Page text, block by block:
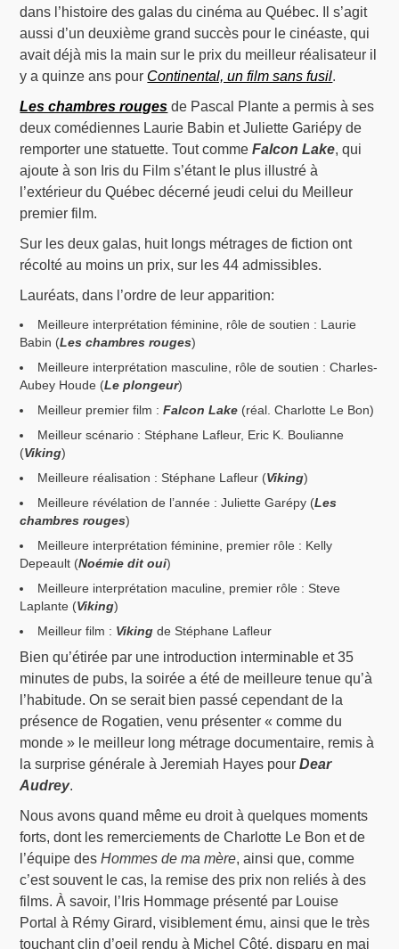
dans l’histoire des galas du cinéma au Québec. Il s’agit
aussi d’un deuxième grand succès pour le cinéaste, qui
avait déjà mis la main sur le prix du meilleur réalisateur il
y a quinze ans pour Continental, un film sans fusil.
Les chambres rouges de Pascal Plante a permis à ses
deux comédiennes Laurie Babin et Juliette Gariépy de
remporter une statuette. Tout commeFalcon Lake, qui
ajoute à son Iris du Film s’étant le plus illustré à
l’extérieur du Québec décerné jeudi celui du Meilleur
premier film.
Sur les deux galas, huit longs métrages de fiction ont
récolté au moins un prix, sur les 44 admissibles.
Lauréats, dans l’ordre de leur apparition:
Meilleure interprétation féminine, rôle de soutien : Laurie
Babin (Les chambres rouges)
Meilleure interprétation masculine, rôle de soutien : Charles-
Aubey Houde (Le plongeur)
Meilleur premier film : Falcon Lake(réal. Charlotte Le Bon)
Meilleur scénario : Stéphane Lafleur, Eric K. Boulianne
(Viking)
Meilleure réalisation : Stéphane Lafleur (Viking)
Meilleure révélation de l’année : Juliette Garépy (Les
chambres rouges)
Meilleure interprétation féminine, premier rôle : Kelly
Depeault (Noémie dit oui)
Meilleure interprétation maculine, premier rôle : Steve
Laplante (Viking)
Meilleur film : Vikingde Stéphane Lafleur
Bien qu’étirée par une introduction interminable et 35
minutes de pubs, la soirée a été de meilleure tenue qu’à
l’habitude. On se serait bien passé cependant de la
présence de Rogatien, venu présenter « comme du
monde » le meilleur long métrage documentaire, remis à
la surprise générale à Jeremiah Hayes pourDear
Audrey.
Nous avons quand même eu droit à quelques moments
forts, dont les remerciements de Charlotte Le Bon et de
l’équipe desHommes de ma mère, ainsi que, comme
c’est souvent le cas, la remise des prix non reliés à des
films. À savoir, l’Iris Hommage présenté par Louise
Portal à Rémy Girard, visiblement ému, ainsi que le très
touchant clin d’oeil rendu à Michel Côté, disparu en mai